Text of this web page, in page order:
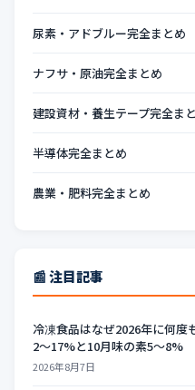
尿素・アドブルー完全まとめ
ナフサ・原油完全まとめ
建設資材・養生テープ完全ま
半導体完全まとめ
農業・肥料完全まとめ
📰 注目記事
冷凍食品はなぜ2026年に何度
2〜17%と10月味の素5〜8%
2026年8月7日